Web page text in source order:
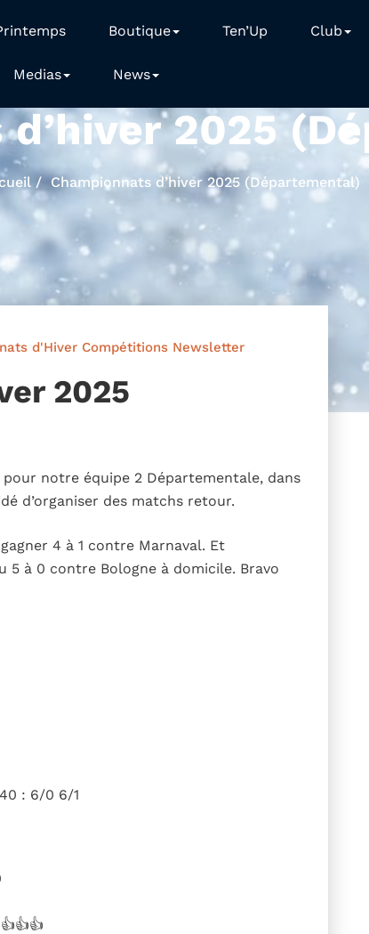
Boutique Ten’Up Club
Medias News
2025
Championnats d’hiver 2025 (Départemental)
d'Hiver Compétitions Newsletter
2025
notre équipe 2 Départementale, dans
d’organiser des matchs retour.
4 à 1 contre Marnaval. Et
5 à 0 contre Bologne à domicile. Bravo
: 6/0 6/1